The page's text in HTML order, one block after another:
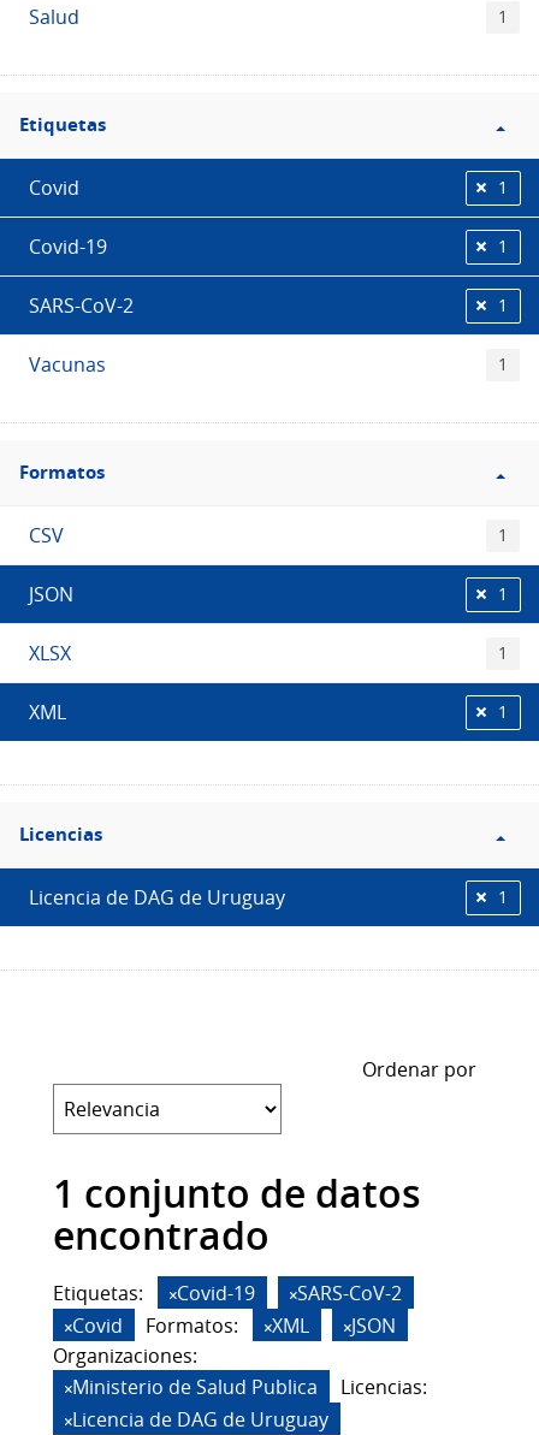
Salud 1
Filtro
Etiquetas
Etiquetas
Covid 1
Covid-19 1
SARS-CoV-2 1
Vacunas 1
Filtro
Formatos
Formatos
CSV 1
JSON 1
XLSX 1
XML 1
Filtro
Licencias
Licencias
Licencia de DAG de Uruguay 1
Ordenar por
1 conjunto de datos
encontrado
Etiquetas: Covid-19
SARS-CoV-2
Covid
Formatos: XML
JSON
Organizaciones:
Ministerio de Salud Publica
Licencias:
Licencia de DAG de Uruguay